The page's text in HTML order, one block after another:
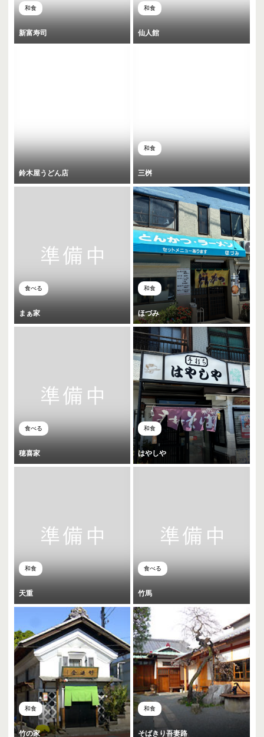
和食
新富寿司
和食
仙人館
鈴木屋うどん店
和食
三桝
食べる
まぁ家
和食
ほづみ
食べる
穂喜家
和食
はやしや
和食
天重
食べる
竹馬
和食
竹の家
和食
そばきり吾妻路